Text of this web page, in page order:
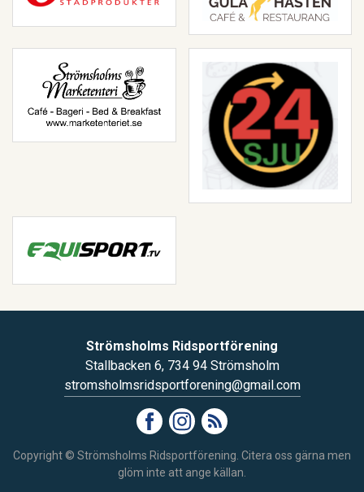
Strömsholms Ridsportförening
Stallbacken 6, 734 94 Strömsholm
stromsholmsridsportforening@gmail.com
Copyright © Strömsholms Ridsportförening. Citera oss gärna men
glöm inte att ange källan.